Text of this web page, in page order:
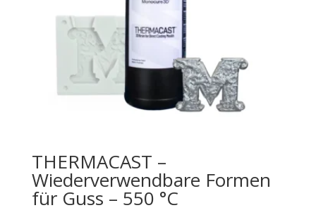
THERMACAST –
Wiederverwendbare Formen
für Guss – 550 °C